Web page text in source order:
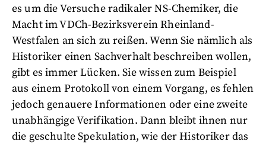
es um die Versuche radikaler NS-Chemiker, die
Macht im VDCh-Bezirksverein Rheinland-
Westfalen an sich zu reißen. Wenn Sie nämlich als
Historiker einen Sachverhalt beschreiben wollen,
gibt es immer Lücken. Sie wissen zum Beispiel
aus einem Protokoll von einem Vorgang, es fehlen
jedoch genauere Informationen oder eine zweite
unabhängige Verifikation. Dann bleibt ihnen nur
die geschulte Spekulation, wie der Historiker das